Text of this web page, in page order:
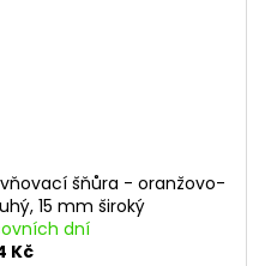
šňůra - oranžovo-
15 mm široký
dní
Kč